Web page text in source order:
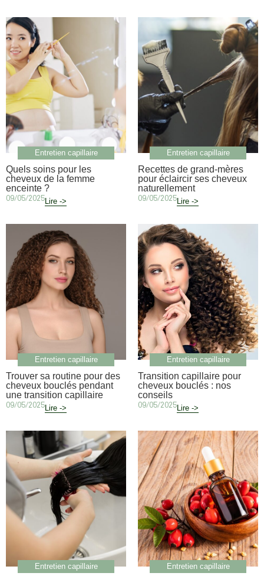
Entretien capillaire
Quels soins pour les
cheveux de la femme
enceinte ?
09/05/2025Lire ->
Entretien capillaire
Recettes de grand-mères
pour éclaircir ses cheveux
naturellement
09/05/2025Lire ->
Entretien capillaire
Trouver sa routine pour des
cheveux bouclés pendant
une transition capillaire
09/05/2025Lire ->
Entretien capillaire
Transition capillaire pour
cheveux bouclés : nos
conseils
09/05/2025Lire ->
Entretien capillaire Entretien capillaire